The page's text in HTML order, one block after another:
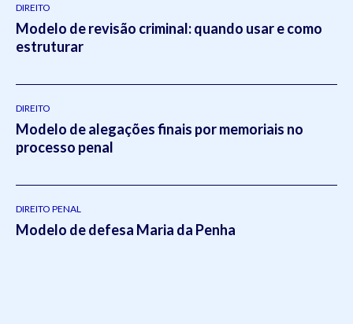
DIREITO
Modelo de revisão criminal: quando usar e como
estruturar
DIREITO
Modelo de alegações finais por memoriais no
processo penal
DIREITO PENAL
Modelo de defesa Maria da Penha